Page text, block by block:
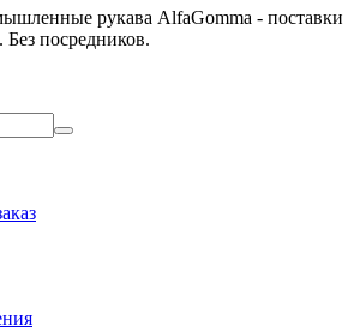
рукава AlfaGomma - поставки
посредников.